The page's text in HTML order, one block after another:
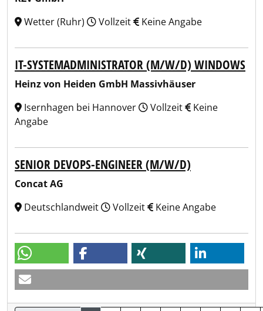
Wetter (Ruhr)
Vollzeit Keine Angabe
IT-SYSTEMADMINISTRATOR (M/W/D) WINDOWS
Heinz von Heiden GmbH Massivhäuser
Isernhagen bei Hannover
Vollzeit
Keine
Angabe
SENIOR DEVOPS-ENGINEER (M/W/D)
Concat AG
Deutschlandweit
Vollzeit Keine Angabe